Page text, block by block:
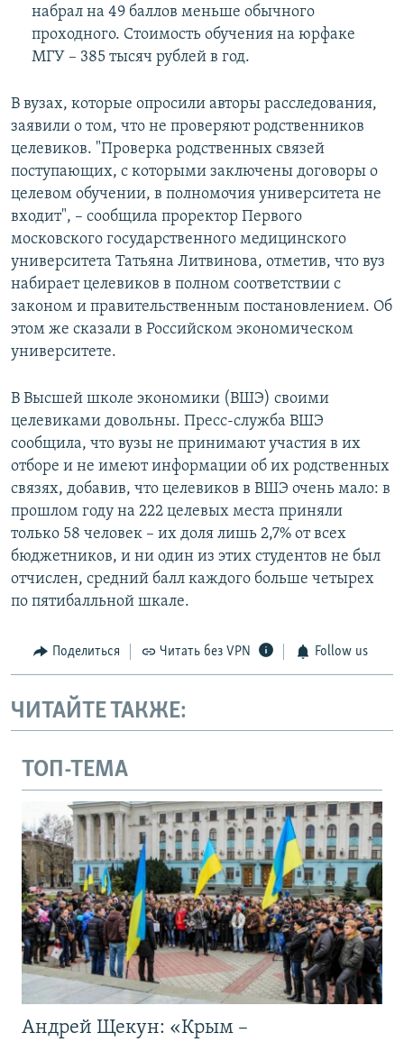
набрал на 49 баллов меньше обычного
проходного. Стоимость обучения на юрфаке
МГУ – 385 тысяч рублей в год.
В вузах, которые опросили авторы расследования,
заявили о том, что не проверяют родственников
целевиков. "Проверка родственных связей
поступающих, с которыми заключены договоры о
целевом обучении, в полномочия университета не
входит", – сообщила проректор Первого
московского государственного медицинского
университета Татьяна Литвинова, отметив, что вуз
набирает целевиков в полном соответствии с
законом и правительственным постановлением. Об
этом же сказали в Российском экономическом
университете.
В Высшей школе экономики (ВШЭ) своими
целевиками довольны. Пресс-служба ВШЭ
сообщила, что вузы не принимают участия в их
отборе и не имеют информации об их родственных
связях, добавив, что целевиков в ВШЭ очень мало: в
прошлом году на 222 целевых места приняли
только 58 человек – их доля лишь 2,7% от всех
бюджетников, и ни один из этих студентов не был
отчислен, средний балл каждого больше четырех
по пятибалльной шкале.
Поделиться Читать без VPN Follow us
ЧИТАЙТЕ ТАКЖЕ:
ТОП-ТЕМА
Андрей Щекун: «Крым –